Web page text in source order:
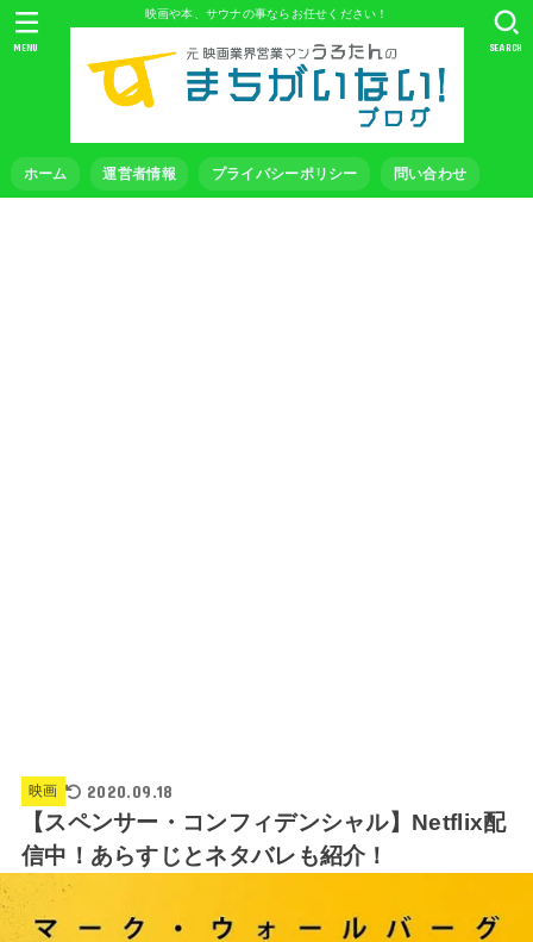
映画や本、サウナの事ならお任せください！
ホーム 運営者情報 プライバシーポリシー 問い合わせ
SEARCH
MENU
映画 2020.09.18
【スペンサー・コンフィデンシャル】Netflix配
信中！あらすじとネタバレも紹介！